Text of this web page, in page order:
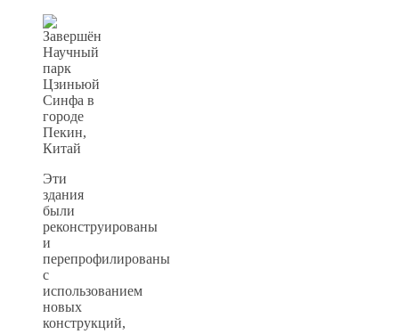
Эти
здания
были
реконструированы
и
перепрофилированы
с
использованием
новых
конструкций,